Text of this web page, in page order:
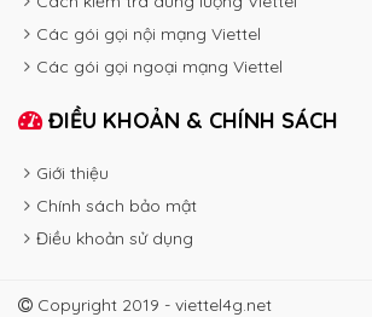
Các gói gọi nội mạng Viettel
Các gói gọi ngoại mạng Viettel
ĐIỀU KHOẢN & CHÍNH SÁCH
Giới thiệu
Chính sách bảo mật
Điều khoản sử dụng
Copyright 2019 - viettel4g.net